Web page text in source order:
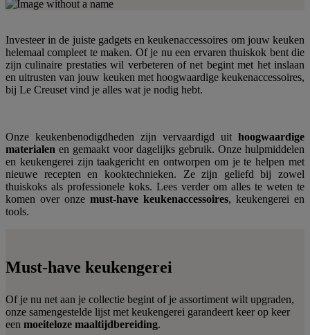
Investeer in de juiste gadgets en keukenaccessoires om jouw keuken
helemaal compleet te maken. Of je nu een ervaren thuiskok bent die
zijn culinaire prestaties wil verbeteren of net begint met het inslaan
en uitrusten van jouw keuken met hoogwaardige keukenaccessoires,
bij Le Creuset vind je alles wat je nodig hebt.
Onze keukenbenodigdheden zijn vervaardigd uit hoogwaardige
materialen en gemaakt voor dagelijks gebruik. Onze hulpmiddelen
en keukengerei zijn taakgericht en ontworpen om je te helpen met
nieuwe recepten en kooktechnieken. Ze zijn geliefd bij zowel
thuiskoks als professionele koks. Lees verder om alles te weten te
komen over onze must-have keukenaccessoires, keukengerei en
tools.
Must-have keukengerei
Of je nu net aan je collectie begint of je assortiment wilt upgraden,
onze samengestelde lijst met keukengerei garandeert keer op keer
een moeiteloze maaltijdbereiding.